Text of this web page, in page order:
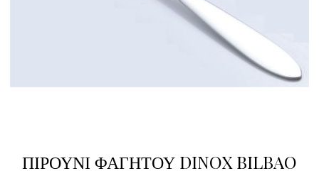
ΠΙΡΟΥΝΙ ΦΑΓΗΤΟΥ DINOX BILBAO